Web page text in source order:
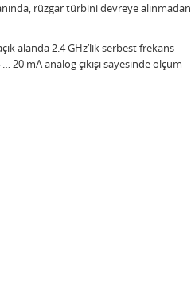
rüzgar türbini devreye alınmadan
alanda 2.4 GHz’lik serbest frekans
mA analog çıkışı sayesinde ölçüm